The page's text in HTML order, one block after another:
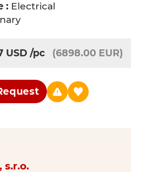
: Electrical
USD /pc (6898.00 EUR)
s.r.o.